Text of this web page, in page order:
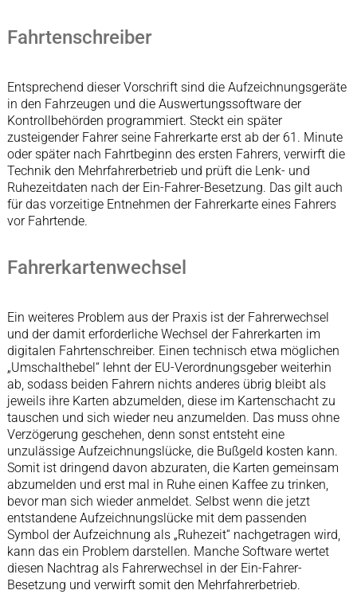
Fahrtenschreiber
Entsprechend dieser Vorschrift sind die Aufzeichnungsgeräte
in den Fahrzeugen und die Auswertungssoftware der
Kontrollbehörden programmiert. Steckt ein später
zusteigender Fahrer seine Fahrerkarte erst ab der 61. Minute
oder später nach Fahrtbeginn des ersten Fahrers, verwirft die
Technik den Mehrfahrerbetrieb und prüft die Lenk- und
Ruhezeitdaten nach der Ein-Fahrer-Besetzung. Das gilt auch
für das vorzeitige Entnehmen der Fahrerkarte eines Fahrers
vor Fahrtende.
Fahrerkartenwechsel
Ein weiteres Problem aus der Praxis ist der Fahrerwechsel
und der damit erforderliche Wechsel der Fahrerkarten im
digitalen Fahrtenschreiber. Einen technisch etwa möglichen
„Umschalthebel“ lehnt der EU-Verordnungsgeber weiterhin
ab, sodass beiden Fahrern nichts anderes übrig bleibt als
jeweils ihre Karten abzumelden, diese im Kartenschacht zu
tauschen und sich wieder neu anzumelden. Das muss ohne
Verzögerung geschehen, denn sonst entsteht eine
unzulässige Aufzeichnungslücke, die Bußgeld kosten kann.
Somit ist dringend davon abzuraten, die Karten gemeinsam
abzumelden und erst mal in Ruhe einen Kaffee zu trinken,
bevor man sich wieder anmeldet. Selbst wenn die jetzt
entstandene Aufzeichnungslücke mit dem passenden
Symbol der Aufzeichnung als „Ruhezeit“ nachgetragen wird,
kann das ein Problem darstellen. Manche Software wertet
diesen Nachtrag als Fahrerwechsel in der Ein-Fahrer-
Besetzung und verwirft somit den Mehrfahrerbetrieb.